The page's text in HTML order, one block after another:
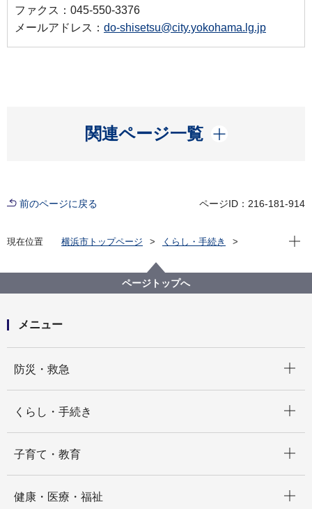
ファクス：045-550-3376
メールアドレス： do-shisetsu@city.yokohama.lg.jp
関連ページ一覧
開く
前のページに戻る ページID：216-181-914
現在位置 横浜市トップページ
くらし・手続き
市営地下駐車場のご案内
馬車道地下駐車場
現在
ページトップへ
メニュー
防災・救急
くらし・手続き
子育て・教育
健康・医療・福祉